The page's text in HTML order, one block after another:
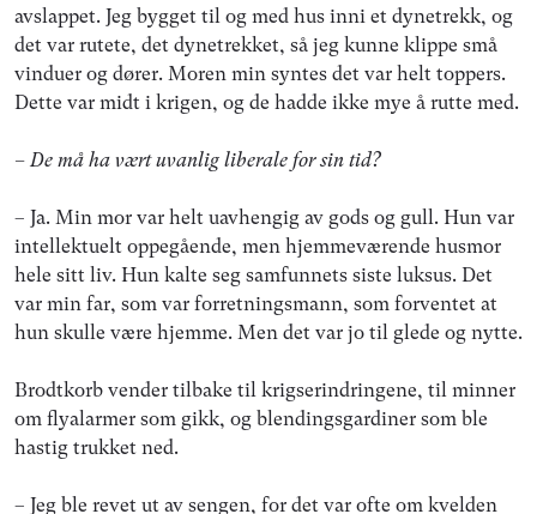
avslappet. Jeg bygget til og med hus inni et dynetrekk, og
det var rutete, det dynetrekket, så jeg kunne klippe små
vinduer og dører. Moren min syntes det var helt toppers.
Dette var midt i krigen, og de hadde ikke mye å rutte med.
– De må ha vært uvanlig liberale for sin tid?
– Ja. Min mor var helt uavhengig av gods og gull. Hun var
intellektuelt oppegående, men hjemmeværende husmor
hele sitt liv. Hun kalte seg samfunnets siste luksus. Det
var min far, som var forretningsmann, som forventet at
hun skulle være hjemme. Men det var jo til glede og nytte.
Brodtkorb vender tilbake til krigserindringene, til minner
om flyalarmer som gikk, og blendingsgardiner som ble
hastig trukket ned.
– Jeg ble revet ut av sengen, for det var ofte om kvelden